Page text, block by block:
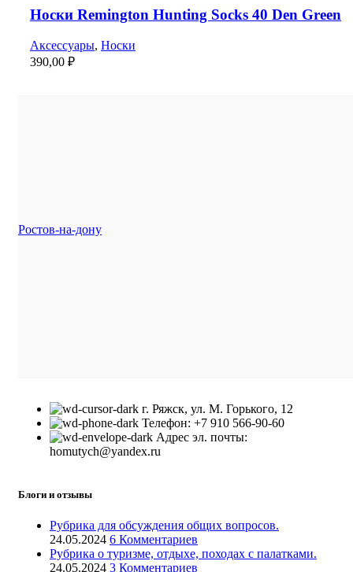
Носки Remington Hunting Socks 40 Den Green
Аксессуары, Носки
390,00 ₽
Ростов-на-дону
г. Ряжск, ул. М. Горького, 12
Телефон: +7 910 566-90-60
Адрес эл. почты:
homutych@yandex.ru
Блоги и отзывы
Рубрика для обсуждения общих вопросов.
24.05.2024 6 Комментариев
Рубрика о туризме, отдыхе, походах с палатками.
24.05.2024 3 Комментариев